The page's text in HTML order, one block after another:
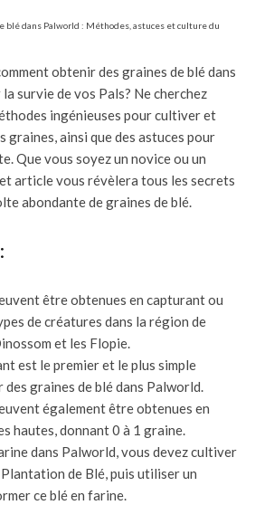
blé dans Palworld : Méthodes, astuces et culture du
obtenir des graines de blé dans
survie de vos Pals? Ne cherchez
ingénieuses pour cultiver et
graines, ainsi que des astuces pour
Que vous soyez un novice ou un
article vous révèlera tous les secrets
abondante de graines de blé.
être obtenues en capturant ou
de créatures dans la région de
et les Flopie.
est le premier et le plus simple
graines de blé dans Palworld.
également être obtenues en
hautes, donnant 0 à 1 graine.
dans Palworld, vous devez cultiver
Plantation de Blé, puis utiliser un
ce blé en farine.